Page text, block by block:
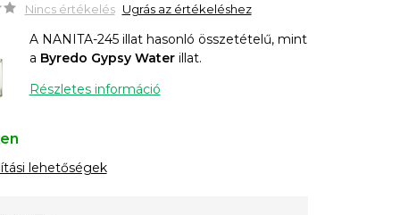
Nincs értékelés Ugrás az értékeléshez
A NANITA-245 illat hasonló összetételű, mint
a Byredo Gypsy Waterillat.
Részletes információ
lehetőségek